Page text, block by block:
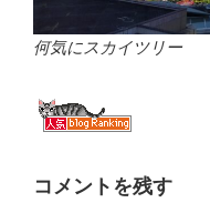
何気にスカイツリー
コメントを残す